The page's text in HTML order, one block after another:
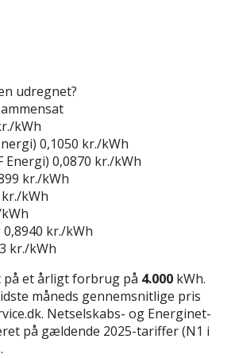
udregnet?
kWh
0,1050 kr./kWh
Energi) 0,0870 kr./kWh
kr./kWh
kWh
0,8940 kr./kWh
kr./kWh
på et årligt forbrug på 4.000 kWh.
måneds gennemsnitlige pris
Netselskabs- og Energinet-
på gældende 2025-tariffer (N1 i